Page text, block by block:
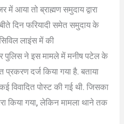
आया तो ब्राह्मण समुदाय द्वारा
दिन फरियादी समेत समुदाय के
लाइंस में की
पुलिस ने इस मामले में मनीष पटेल के
दर्ज किया गया है. बताया
कई विवादित पोस्ट की गई थी. जिसका
किया गया, लेकिन मामला थाने तक